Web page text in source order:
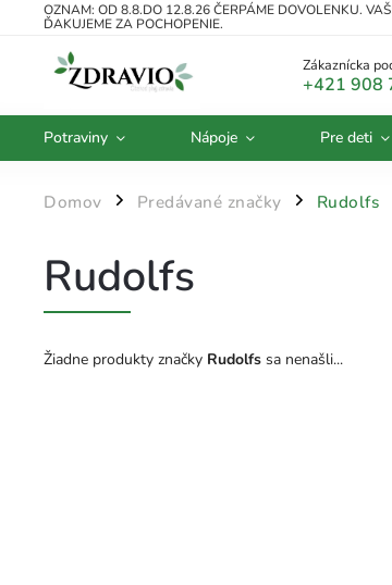
OZNAM: OD 8.8.DO 12.8.26 ČERPÁME DOVOLENKU.
ĎAKUJEME ZA POCHOPENIE.
Zákaznícka
+421 908
Potraviny Nápoje Pre deti
Domov / Predávané značky / Rudolfs
Rudolfs
Žiadne produkty značky Rudolfs sa nenašli...